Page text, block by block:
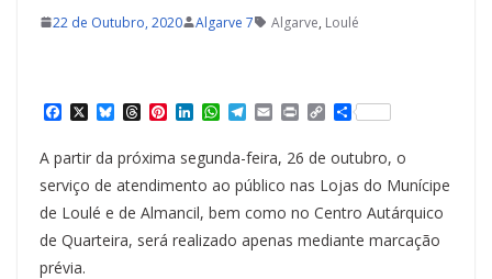
22 de Outubro, 2020 Algarve 7 Algarve, Loulé
a
e
b
o
o
k
X B
e
s
k
y
T
h
e
a
d
s
P
t
e
r
e
s
t
L
k
e
d
I
n
W
h
a
t
s
A
p
p
T
e
l
e
g
r
a
m
E
m
i
l
P
i
n
t
C
o
y
L
i
n
k
S
h
r
e
A partir da próxima segunda-feira, 26 de outubro, o
serviço de atendimento ao público nas Lojas do Munícipe
de Loulé e de Almancil, bem como no Centro Autárquico
de Quarteira, será realizado apenas mediante marcação
prévia.